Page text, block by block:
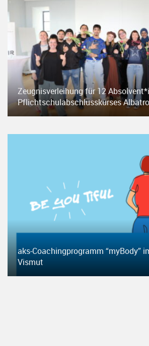
Zeugnisverleihung für 12
Pflichtschulabschlusskurses
aks-Coachingprogramm “myBody”
Vismut